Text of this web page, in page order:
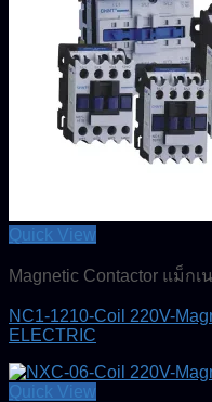
Quick View
Magnetic Contactor แม็ก
NC1-1210-Coil 220V-
ELECTRIC
Quick View